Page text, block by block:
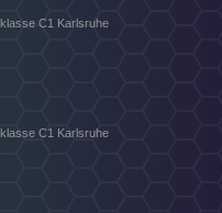
C1 Karlsruhe
C1 Karlsruhe